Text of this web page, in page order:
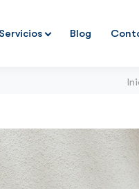
Servicios Blog